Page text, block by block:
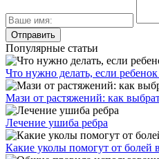
Популярные статьи
Что нужно делать, если
Мази от растяжений: как
Лечение ушиба ребра
Какие уколы помогут от болей